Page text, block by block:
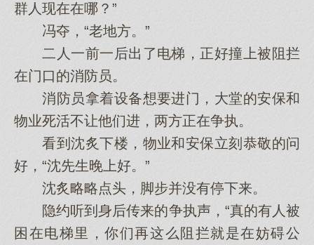
群人现在在哪？”
冯夺，“老地方。”
二人一前一后出了电梯，正好撞上被阻拦
在门口的消防员。
消防员拿着设备想要进门，大堂的安保和
物业死活不让他们进，两方正在争执。
看到沈炙下楼，物业和安保立刻恭敬的问
好，“沈先生晚上好。”
沈炙略略点头，脚步并没有停下来。
隐约听到身后传来的争执声，“真的有人被
困在电梯里，你们再这么阻拦就是在妨碍公